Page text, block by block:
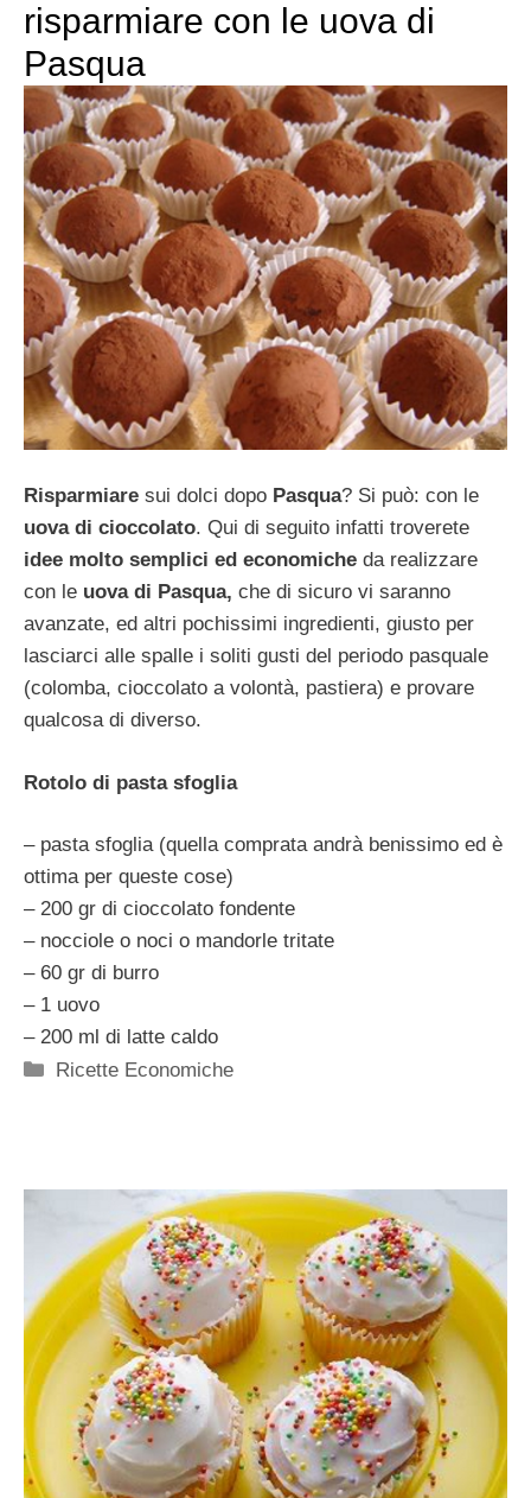
risparmiare con le uova di
Pasqua
Risparmiare sui dolci dopo Pasqua? Si può: con le
uova di cioccolato. Qui di seguito infatti troverete
idee molto semplici ed economiche da realizzare
con le uova di Pasqua, che di sicuro vi saranno
avanzate, ed altri pochissimi ingredienti, giusto per
lasciarci alle spalle i soliti gusti del periodo pasquale
(colomba, cioccolato a volontà, pastiera) e provare
qualcosa di diverso.
Rotolo di pasta sfoglia
– pasta sfoglia (quella comprata andrà benissimo ed è
ottima per queste cose)
– 200 gr di cioccolato fondente
– nocciole o noci o mandorle tritate
– 60 gr di burro
– 1 uovo
– 200 ml di latte caldo
Categorie
Ricette Economiche